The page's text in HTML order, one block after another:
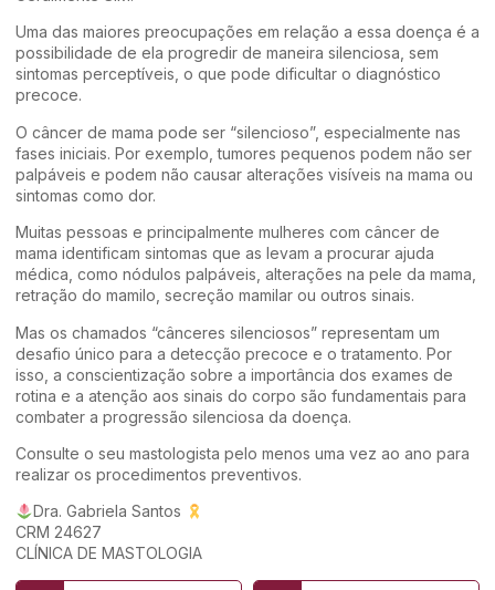
Uma das maiores preocupações em relação a essa doença é a
possibilidade de ela progredir de maneira silenciosa, sem
sintomas perceptíveis, o que pode dificultar o diagnóstico
precoce.
O câncer de mama pode ser “silencioso”, especialmente nas
fases iniciais. Por exemplo, tumores pequenos podem não ser
palpáveis e podem não causar alterações visíveis na mama ou
sintomas como dor.
Muitas pessoas e principalmente mulheres com câncer de
mama identificam sintomas que as levam a procurar ajuda
médica, como nódulos palpáveis, alterações na pele da mama,
retração do mamilo, secreção mamilar ou outros sinais.
Mas os chamados “cânceres silenciosos” representam um
desafio único para a detecção precoce e o tratamento. Por
isso, a conscientização sobre a importância dos exames de
rotina e a atenção aos sinais do corpo são fundamentais para
combater a progressão silenciosa da doença.
Consulte o seu mastologista pelo menos uma vez ao ano para
realizar os procedimentos preventivos.
Dra. Gabriela Santos
CRM 24627
CLÍNICA DE MASTOLOGIA